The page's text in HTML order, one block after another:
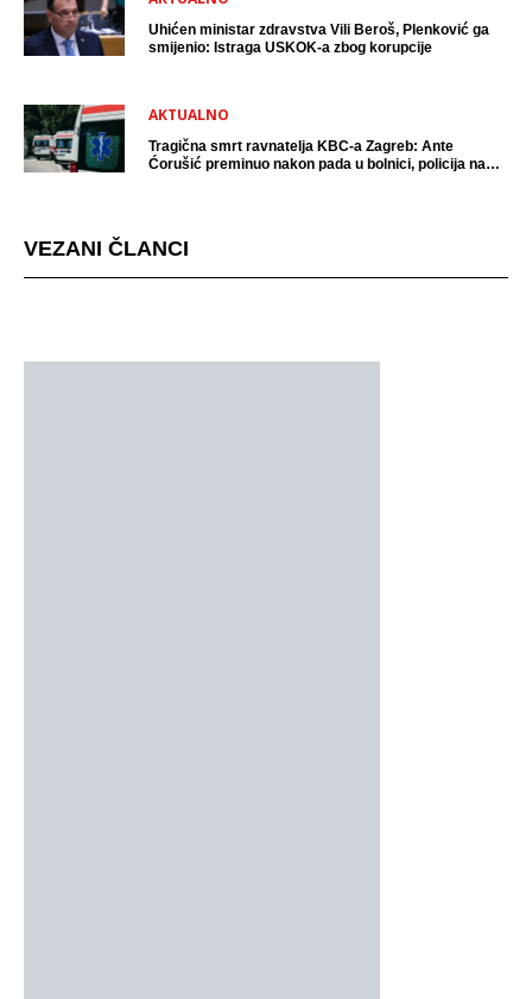
Uhićen ministar zdravstva Vili Beroš, Plenković ga
smijenio: Istraga USKOK-a zbog korupcije
AKTUALNO
Tragična smrt ravnatelja KBC-a Zagreb: Ante
Ćorušić preminuo nakon pada u bolnici, policija na
VEZANI ČLANCI